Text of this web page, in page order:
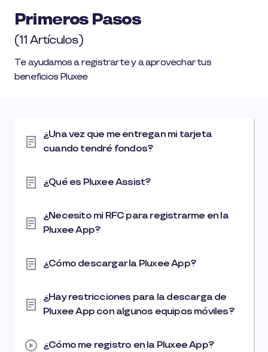
Primeros Pasos
(11 Artículos)
Te ayudamos a registrarte y a aprovechar tus
beneficios Pluxee
¿Una vez que me entregan mi tarjeta
cuando tendré fondos?
¿Qué es Pluxee Assist?
¿Necesito mi RFC para registrarme en la
Pluxee App?
¿Cómo descargar la Pluxee App?
¿Hay restricciones para la descarga de
Pluxee App con algunos equipos móviles?
¿Cómo me registro en la Pluxee App?